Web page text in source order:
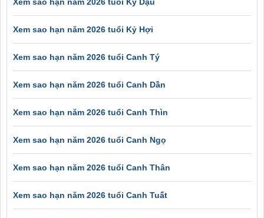
Xem sao hạn năm 2026 tuổi Kỷ Dậu
Xem sao hạn năm 2026 tuổi Kỷ Hợi
Xem sao hạn năm 2026 tuổi Canh Tý
Xem sao hạn năm 2026 tuổi Canh Dần
Xem sao hạn năm 2026 tuổi Canh Thìn
Xem sao hạn năm 2026 tuổi Canh Ngọ
Xem sao hạn năm 2026 tuổi Canh Thân
Xem sao hạn năm 2026 tuổi Canh Tuất